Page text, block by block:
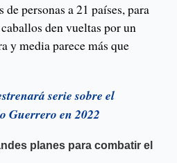
personas a 21 países, para
den vueltas por un
y media parece más que
serie sobre el
Guerrero en 2022
planes para combatir el